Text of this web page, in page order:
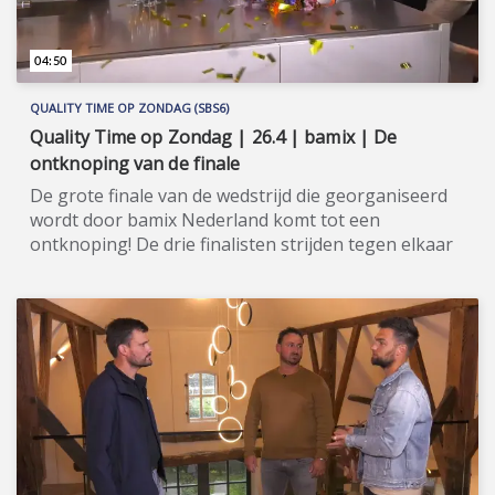
QUALITY TIME OP ZONDAG (SBS6)
Quality Time op Zondag | 26.4 | bamix | De
ontknoping van de finale
De grote finale van de wedstrijd die georganiseerd
wordt door bamix Nederland komt tot een
ontknoping! De drie finalisten strijden tegen elkaar
Zondag is een nieuw, eigentijds lifestyle-
programma, waarin wekelijks een breed spectrum
aan welzijns- en welvaartsthema’s de revue
passeert. Denk hierbij onder andere aan items over
beauty, gezin, gezondheid en wonen. De presentatie
van dit veelzijdige tv-programma op zondagmiddag
is onder meer in handen van de nog altijd populaire
oud-Utopianen Beau Nellissen, Romy Koldenhof en
Cemal Hazebroek. Wil je de hele aflevering bekijken
04:50